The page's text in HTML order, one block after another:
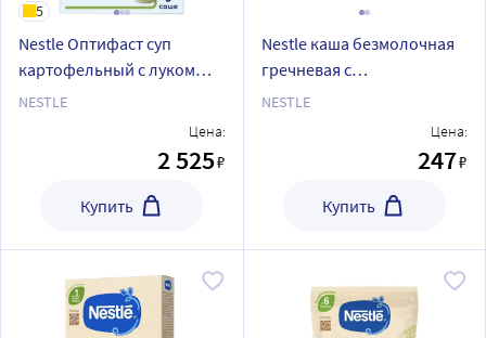
5
Nestle Оптифаст суп
картофельный с луком
порей 424 гр
NESTLE
Цена:
2 525₽
Купить
Nestle каша безмолочная
гречневая с
бифидобактериями 200 гр
NESTLE
Цена:
247₽
Купить